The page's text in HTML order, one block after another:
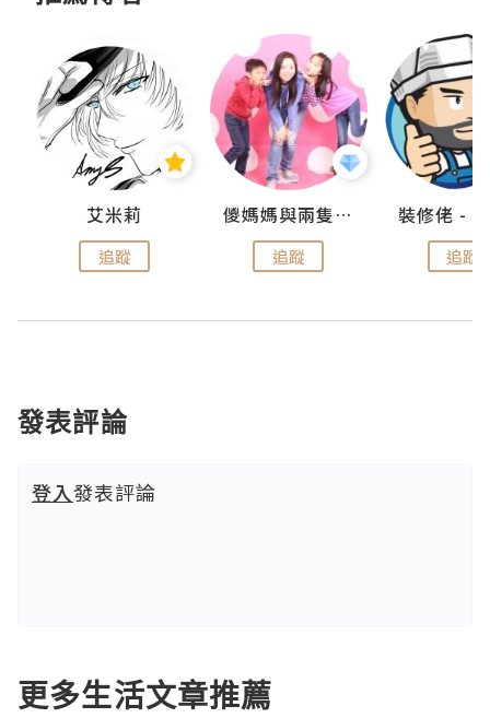
艾米莉
追蹤
儍媽媽與兩隻小魔怪之家
追蹤 追蹤
發表評論
登入發表評論
更多生活文章推薦